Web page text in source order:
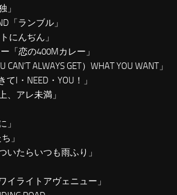
」
「ランブル」
にんぢん」
「恋の400Mカレー」
ALWAYS GET）WHAT YOU WANT」
てI・NEED・YOU！」
、アレ未満」
」
」
いたらいつも雨ふり」
イライトアヴェニュー」